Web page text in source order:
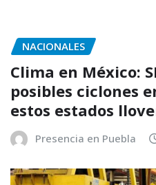
NACIONALES
Clima en México:
posibles ciclones
estos estados
Presencia en Puebla